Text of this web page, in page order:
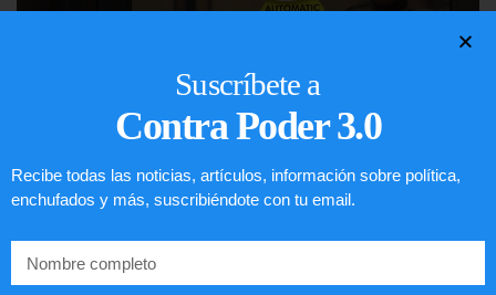
Comunistas no son bienvenidos en
EE.UU.
LEER ARTÍCULO...
Suscríbete a
Contra Poder 3.0
Recibe todas las noticias, artículos, información sobre política,
enchufados y más, suscribiéndote con tu email.